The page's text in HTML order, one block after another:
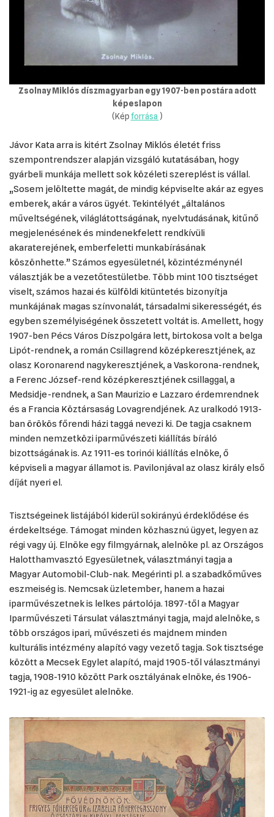
Zsolnay Miklós díszmagyarban egy 1907-ben postára adott
képeslapon
(Képforrása )
Jávor Kata arra is kitért Zsolnay Miklós életét friss
szempontrendszer alapján vizsgáló kutatásában, hogy
gyárbeli munkája mellett sok közéleti szereplést is vállal.
„Sosem jelöltette magát, de mindig képviselte akár az egyes
emberek, akár a város ügyét. Tekintélyét „általános
műveltségének, világlátottságának, nyelvtudásának, kitűnő
megjelenésének és mindenekfelett rendkívüli
akaraterejének, emberfeletti munkabírásának
köszönhette.” Számos egyesületnél, közintézménynél
választják be a vezetőtestületbe. Több mint 100 tisztséget
viselt, számos hazai és külföldi kitüntetés bizonyítja
munkájának magas színvonalát, társadalmi sikerességét, és
egyben személyiségének összetett voltát is. Amellett, hogy
1907-ben Pécs Város Díszpolgára lett, birtokosa volt a belga
Lipót-rendnek, a román Csillagrend középkeresztjének, az
olasz Koronarend nagykeresztjének, a Vaskorona-rendnek,
a Ferenc József-rend középkeresztjének csillaggal, a
Medsidje-rendnek, a San Maurizio e Lazzaro érdemrendnek
és a Francia Köztársaság Lovagrendjének. Az uralkodó 1913-
ban örökös főrendi házi taggá nevezi ki. De tagja csaknem
minden nemzetközi iparművészeti kiállítás bíráló
bizottságának is. Az 1911-es torinói kiállítás elnöke, ő
képviseli a magyar államot is. Pavilonjával az olasz király első
díját nyeri el.
Tisztségeinek listájából kiderül sokirányú érdeklődése és
érdekeltsége. Támogat minden közhasznú ügyet, legyen az
régi vagy új. Elnöke egy filmgyárnak, alelnöke pl. az Országos
Halotthamvasztó Egyesületnek, választmányi tagja a
Magyar Automobil-Club-nak. Megérinti pl. a szabadkőműves
eszmeiség is. Nemcsak üzletember, hanem a hazai
iparművészetnek is lelkes pártolója. 1897-től a Magyar
Iparművészeti Társulat választmányi tagja, majd alelnöke, s
több országos ipari, művészeti és majdnem minden
kulturális intézmény alapító vagy vezető tagja. Sok tisztsége
között a Mecsek Egylet alapító, majd 1905-től választmányi
tagja, 1908-1910 között Park osztályának elnöke, és 1906-
1921-ig az egyesület alelnöke.